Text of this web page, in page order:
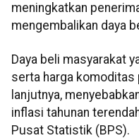
meningkatkan
mengembalikan daya
Daya beli masyarakat
serta harga komoditas
lanjutnya,
inflasi tahunan
Pusat Statistik (BPS).